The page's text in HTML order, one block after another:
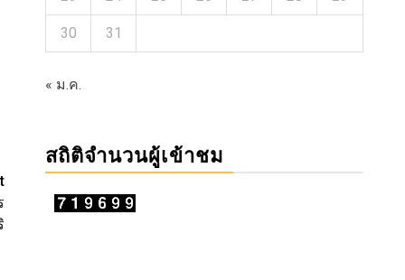
30 31
« ม.ค.
สถิติจำนวนผู้เข้าชม